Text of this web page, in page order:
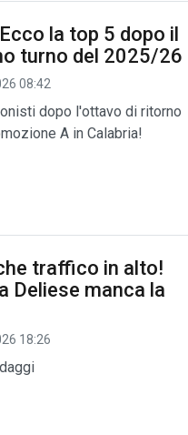
la top 5 dopo il
turno del 2025/26
08:42
dopo l'ottavo di ritorno
A in Calabria!
traffico in alto!
Deliese manca la
18:26